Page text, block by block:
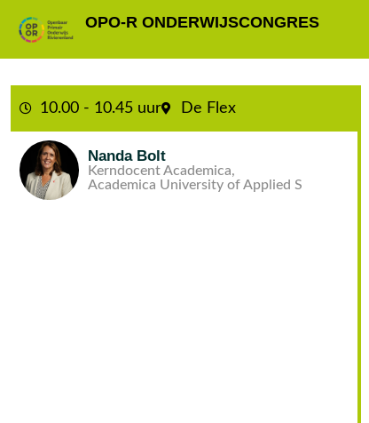
OPO-R ONDERWIJSCONGRES
10.00 - 10.45 uur De Flex
Nanda Bolt
Kerndocent Academica,
Academica University of Applied S